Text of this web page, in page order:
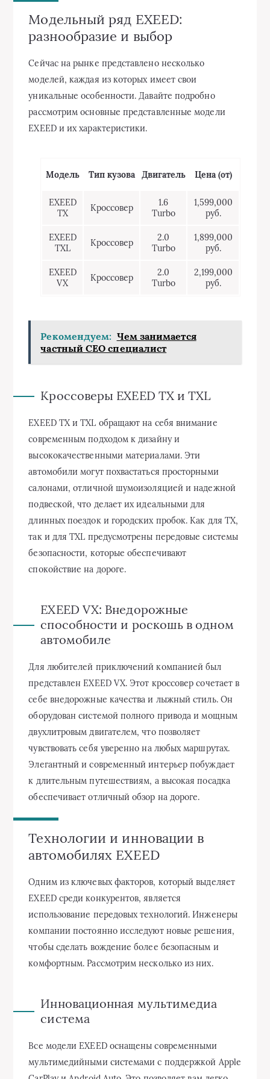
Модельный ряд EXEED:
разнообразие и выбор
Сейчас на рынке представлено несколько
моделей, каждая из которых имеет свои
уникальные особенности. Давайте подробно
рассмотрим основные представленные модели
EXEED и их характеристики.
Модель Тип кузова Двигатель Цена (от)
EXEED
TX
Кроссовер
1.6
Turbo
1,599,000
руб.
EXEED
TXL
Кроссовер
2.0
Turbo
1,899,000
руб.
EXEED
VX
Кроссовер
2.0
Turbo
2,199,000
руб.
Рекомендуем: Чем занимается
частный СЕО специалист
Кроссоверы EXEED TX и TXL
EXEED TX и TXL обращают на себя внимание
современным подходом к дизайну и
высококачественными материалами. Эти
автомобили могут похвастаться просторными
салонами, отличной шумоизоляцией и надежной
подвеской, что делает их идеальными для
длинных поездок и городских пробок. Как для TX,
так и для TXL предусмотрены передовые системы
безопасности, которые обеспечивают
спокойствие на дороге.
EXEED VX: Внедорожные
способности и роскошь в одном
автомобиле
Для любителей приключений компанией был
представлен EXEED VX. Этот кроссовер сочетает в
себе внедорожные качества и лыжный стиль. Он
оборудован системой полного привода и мощным
двухлитровым двигателем, что позволяет
чувствовать себя уверенно на любых маршрутах.
Элегантный и современный интерьер побуждает
к длительным путешествиям, а высокая посадка
обеспечивает отличный обзор на дороге.
Технологии и инновации в
автомобилях EXEED
Одним из ключевых факторов, который выделяет
EXEED среди конкурентов, является
использование передовых технологий. Инженеры
компании постоянно исследуют новые решения,
чтобы сделать вождение более безопасным и
комфортным. Рассмотрим несколько из них.
Инновационная мультимедиа
система
Все модели EXEED оснащены современными
мультимедийными системами с поддержкой Apple